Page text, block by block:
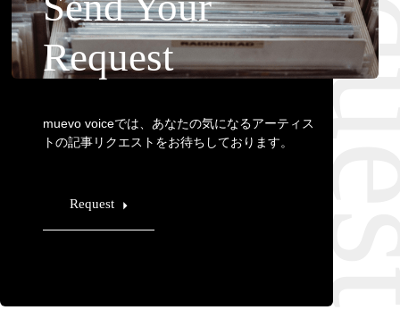
Request
muevo voiceでは、あなたの気になるアーティス
トの記事リクエストをお待ちしております。
Request